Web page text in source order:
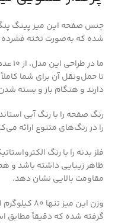
شده که به‌صورت تخته فشرده
ما
تا حمل‌ونقل آن برای شما
دارند و هنگام باز و بسته
رنگ صفحه را با رنگ آبی
را در رنگ‌های متنوع ارائه
فلز بدنه را با رنگ
ظاهر زیبایی داشته باشد و
مقاومت بالایی نشان دهد.
گرفته شده که دقیقاً مطابق